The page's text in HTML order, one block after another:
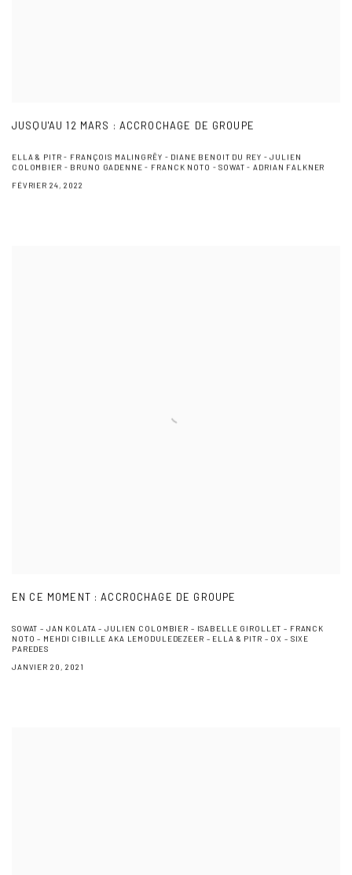
JUSQU'AU 12 MARS : ACCROCHAGE DE GROUPE
ELLA & PITR - FRANÇOIS MALINGRËY - DIANE BENOIT DU REY - JULIEN
COLOMBIER - BRUNO GADENNE - FRANCK NOTO - SOWAT - ADRIAN FALKNER
FÉVRIER 24, 2022
EN CE MOMENT : ACCROCHAGE DE GROUPE
SOWAT – JAN KOLATA – JULIEN COLOMBIER – ISABELLE GIROLLET – FRANCK
NOTO – MEHDI CIBILLE AKA LEMODULEDEZEER – ELLA & PITR – OX – SIXE
PAREDES
JANVIER 20, 2021